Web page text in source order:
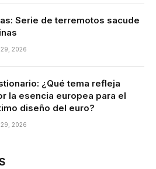
Serie de terremotos sacude
2026
¿Qué tema refleja
la esencia europea para el
diseño del euro?
2026